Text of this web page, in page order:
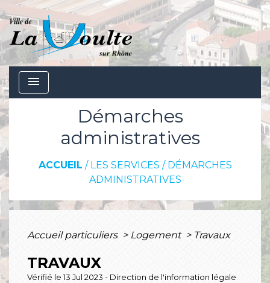
menu
Démarches
administratives
ACCUEIL / LES SERVICES / DÉMARCHES
ADMINISTRATIVES
Accueil particuliers > Logement > Travaux
TRAVAUX
Vérifié le 13 Jul 2023 - Direction de l'information légale